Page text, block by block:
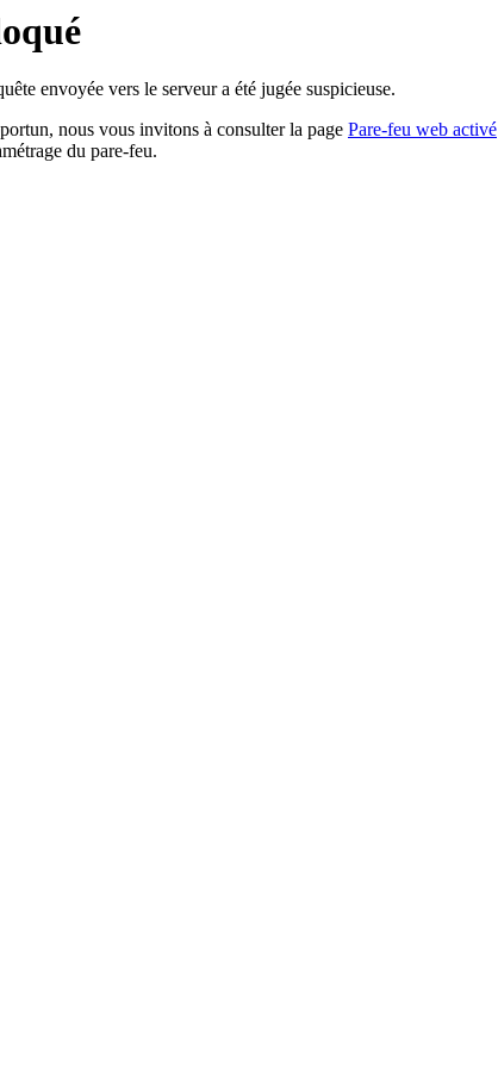
envoyée vers le serveur a été jugée suspicieuse.
nous vous invitons à consulter la page Pare-feu web activé
du pare-feu.